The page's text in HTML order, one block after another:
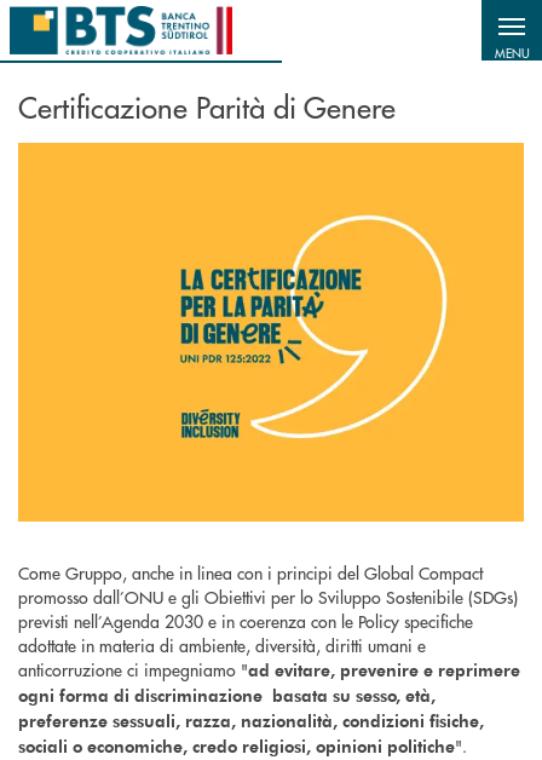
Salta al contenuto principale
MENU
Certificazione Parità di Genere
Come Gruppo, anche in linea con i principi del Global Compact
promosso dall’ONU e gli Obiettivi per lo Sviluppo Sostenibile (SDGs)
previsti nell’Agenda 2030 e in coerenza con le Policy specifiche
adottate in materia di ambiente, diversità, diritti umani e
anticorruzione ci impegniamo "ad evitare, prevenire e reprimere
ogni forma di discriminazione basata su sesso, età,
preferenze sessuali, razza, nazionalità, condizioni fisiche,
sociali o economiche, credo religiosi, opinioni politiche".